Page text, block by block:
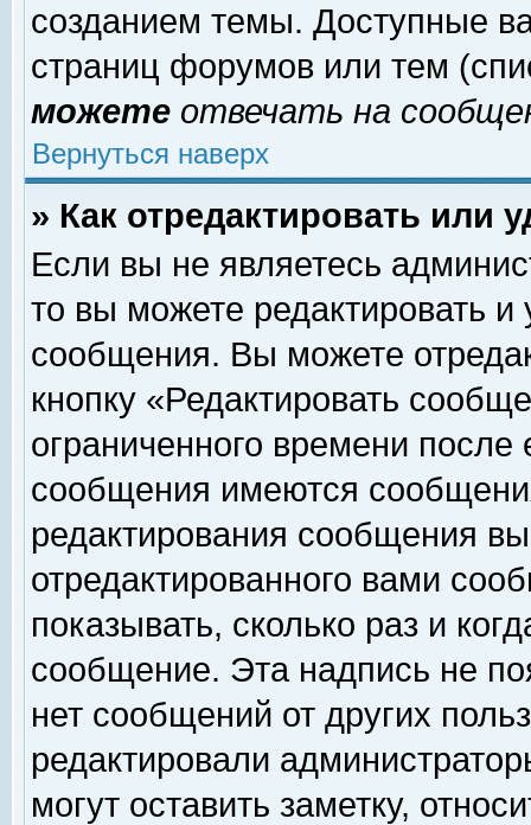
созданием темы. Доступные
страниц форумов или тем
можете отвечать на
Вернуться наверх
» Как отредактировать или
Если вы не являетесь
то вы можете редактировать и
сообщения. Вы можете
кнопку «Редактировать
ограниченного времени
сообщения имеются
редактирования сообщения
отредактированного вами
показывать, сколько раз и
сообщение. Эта надпись не
нет сообщений от других
редактировали
могут оставить заметку,